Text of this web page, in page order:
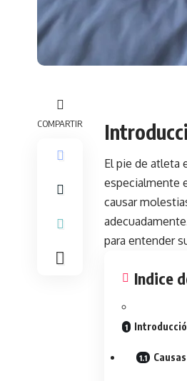
COMPARTIR
El pie de atleta
especialmente
causar
para entender
Indice